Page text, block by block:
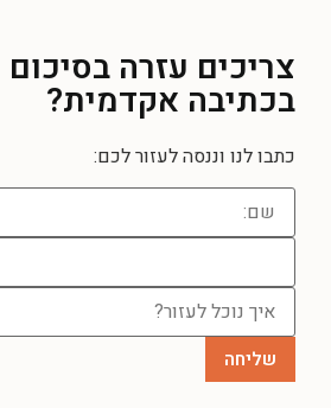
צריכים עזרה
בכתיבה אקדמית?
כתבו לנו וננסה לעזור לכם: